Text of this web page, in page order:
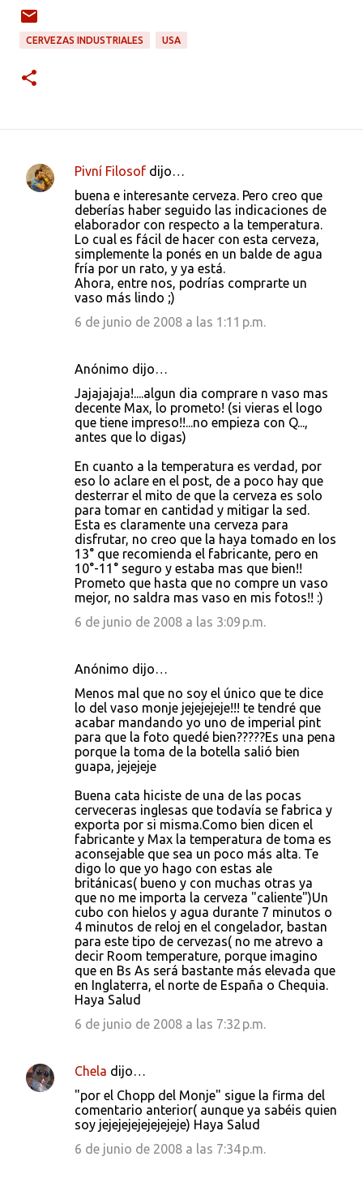
CERVEZAS INDUSTRIALES USA
C
Pivní Filosof dijo…
buena e interesante cerveza. Pero creo que
deberías haber seguido las indicaciones de
elaborador con respecto a la temperatura.
Lo cual es fácil de hacer con esta cerveza,
simplemente la ponés en un balde de agua
fría por un rato, y ya está.
Ahora, entre nos, podrías comprarte un
vaso más lindo ;)
6 de junio de 2008 a las 1:11 p.m.
Anónimo dijo…
Jajajajaja!....algun dia comprare n vaso mas
decente Max, lo prometo! (si vieras el logo
que tiene impreso!!...no empieza con Q...,
antes que lo digas)
En cuanto a la temperatura es verdad, por
eso lo aclare en el post, de a poco hay que
desterrar el mito de que la cerveza es solo
para tomar en cantidad y mitigar la sed.
Esta es claramente una cerveza para
disfrutar, no creo que la haya tomado en los
13° que recomienda el fabricante, pero en
10°-11° seguro y estaba mas que bien!!
Prometo que hasta que no compre un vaso
mejor, no saldra mas vaso en mis fotos!! :)
6 de junio de 2008 a las 3:09 p.m.
Anónimo dijo…
Menos mal que no soy el único que te dice
lo del vaso monje jejejejeje!!! te tendré que
acabar mandando yo uno de imperial pint
para que la foto quedé bien?????Es una pena
porque la toma de la botella salió bien
guapa, jejejeje
Buena cata hiciste de una de las pocas
cerveceras inglesas que todavía se fabrica y
exporta por si misma.Como bien dicen el
fabricante y Max la temperatura de toma es
aconsejable que sea un poco más alta. Te
digo lo que yo hago con estas ale
británicas( bueno y con muchas otras ya
que no me importa la cerveza "caliente")Un
cubo con hielos y agua durante 7 minutos o
4 minutos de reloj en el congelador, bastan
para este tipo de cervezas( no me atrevo a
decir Room temperature, porque imagino
que en Bs As será bastante más elevada que
en Inglaterra, el norte de España o Chequia.
Haya Salud
6 de junio de 2008 a las 7:32 p.m.
Chela dijo…
"por el Chopp del Monje" sigue la firma del
comentario anterior( aunque ya sabéis quien
soy jejejejejejejejeje) Haya Salud
6 de junio de 2008 a las 7:34 p.m.